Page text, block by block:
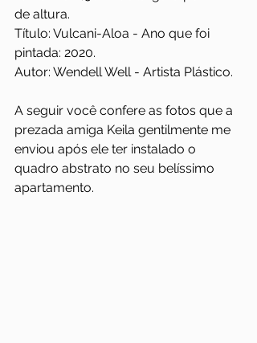
de altura.
Título: Vulcani-Aloa - Ano que foi
pintada: 2020.
Autor: Wendell Well - Artista Plástico.
A seguir você confere as fotos que a
prezada amiga Keila gentilmente me
enviou após ele ter instalado o
quadro abstrato no seu belíssimo
apartamento.